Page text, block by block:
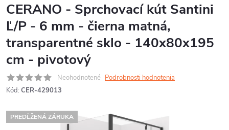
CERANO - Sprchovací kút Santini
Ľ/P - 6 mm - čierna matná,
transparentné sklo - 140x80x195
cm - pivotový
Neohodnotené Podrobnosti hodnotenia
Kód: CER-429013
PREDĹŽENÁ ZÁRUKA